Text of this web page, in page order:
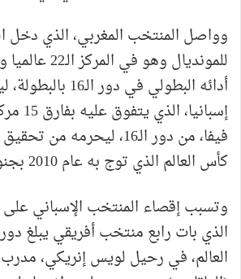
وواصل المنتخب المغربي، الذي دخل
للمونديال وهو في
أدائه البطولي في
فيفا، من دور الـ16، ليحرمه
كأس العالم الذي توج به عام 2010 بجنوب أفريقيا.
وتسبب إقصاء المنتخب الإسباني على
الذي بات رابع منتخب أفريقي يبلغ
العالم، في رحيل لويس إنريكي،